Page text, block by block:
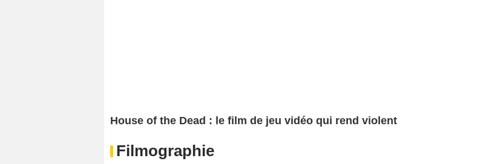
House of the Dead : le film de jeu vidéo qui rend violent
Filmographie